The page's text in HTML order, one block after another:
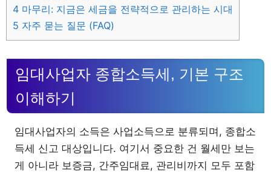
4 마무리: 지금은 세금을 전략적으로 관리하는 시대
5 자주 묻는 질문 (FAQ)
임대사업자 종합소득세, 기본 구조
이해하기
임대사업자의 소득은 사업소득으로 분류되며, 종합소
득세 신고 대상입니다. 여기서 중요한 건 월세만 보는
게 아니라 보증금, 간주임대료, 관리비까지 모두 포함